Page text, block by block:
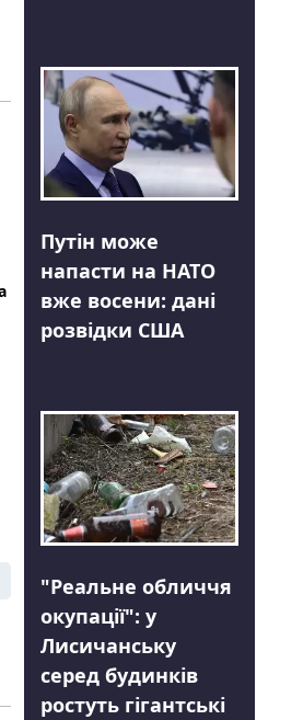
Путін може
напасти на НАТО
вже восени: дані
розвідки США
"Реальне обличчя
окупації": у
Лисичанську
серед будинків
ростуть гігантські